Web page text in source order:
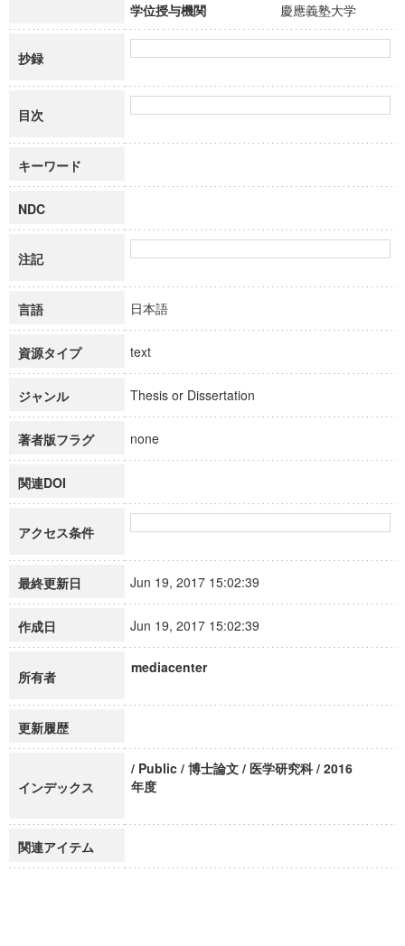
学位授与機関
慶應義塾大学
抄録
目次
キーワード
NDC
注記
言語 日本語
資源タイプ text
ジャンル Thesis or Dissertation
著者版フラグ none
関連DOI
アクセス条件
最終更新日 Jun 19, 2017 15:02:39
作成日 Jun 19, 2017 15:02:39
所有者
mediacenter
更新履歴
インデックス
/ Public / 博士論文 / 医学研究科 / 2016
年度
関連アイテム